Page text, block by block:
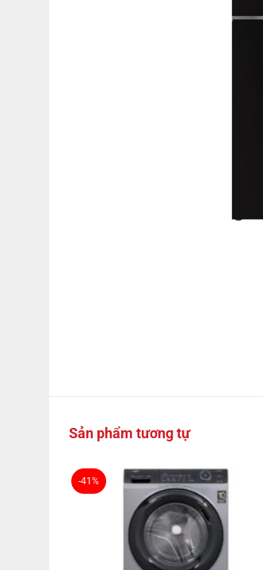
Sản phẩm tương tự
-41%